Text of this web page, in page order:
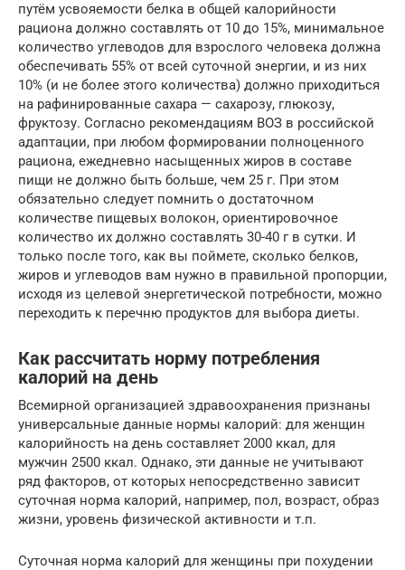
путём усвояемости белка в общей калорийности
рациона должно составлять от 10 до 15%, минимальное
количество углеводов для взрослого человека должна
обеспечивать 55% от всей суточной энергии, и из них
10% (и не более этого количества) должно приходиться
на рафинированные сахара — сахарозу, глюкозу,
фруктозу. Согласно рекомендациям ВОЗ в российской
адаптации, при любом формировании полноценного
рациона, ежедневно насыщенных жиров в составе
пищи не должно быть больше, чем 25 г. При этом
обязательно следует помнить о достаточном
количестве пищевых волокон, ориентировочное
количество их должно составлять 30-40 г в сутки. И
только после того, как вы поймете, сколько белков,
жиров и углеводов вам нужно в правильной пропорции,
исходя из целевой энергетической потребности, можно
переходить к перечню продуктов для выбора диеты.
Как рассчитать норму потребления
калорий на день
Всемирной организацией здравоохранения признаны
универсальные данные нормы калорий: для женщин
калорийность на день составляет 2000 ккал, для
мужчин 2500 ккал. Однако, эти данные не учитывают
ряд факторов, от которых непосредственно зависит
суточная норма калорий, например, пол, возраст, образ
жизни, уровень физической активности и т.п.
Суточная норма калорий для женщины при похудении